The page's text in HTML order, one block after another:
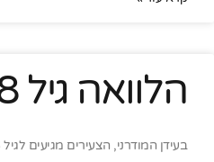
הלוואה גיל 18